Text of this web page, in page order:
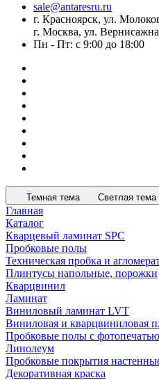
sale@antaresru.ru
г. Красноярск, ул.
г. Москва, ул.
Пн - Пт: с 9:00 до 18:00
Темная тема Светлая тема
Главная
Каталог
Кварцевый ламинат SPC
Пробковые полы
Техническая пробка и
Плинтусы напольные, порожки
Кварцвинил
Ламинат
Виниловый ламинат LVT
Виниловая и кварцвиниловая
Пробковые полы с фотопечатью
Линолеум
Пробковые покрытия
Декоративная краска